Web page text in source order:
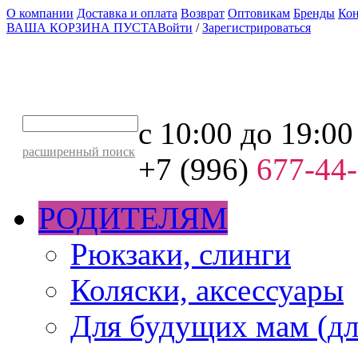
О компании Доставка и оплата Возврат Оптовикам Бренды
ВАША КОРЗИНА ПУСТАВойти /Зарегистрироваться
расширенный поиск
с 10:00 до 19:00
+7 (996) 677-
РОДИТЕЛЯМ
Рюкзаки, слинги
Коляски, аксессуары
Для будущих мам